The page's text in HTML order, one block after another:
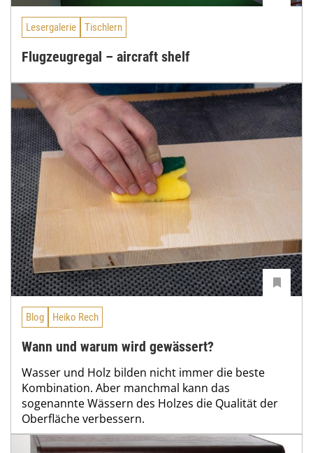
Lesergalerie Tischlern
Flugzeugregal – aircraft shelf
Blog Heiko Rech
Wann und warum wird gewässert?
Wasser und Holz bilden nicht immer die beste
Kombination. Aber manchmal kann das
sogenannte Wässern des Holzes die Qualität der
Oberfläche verbessern.